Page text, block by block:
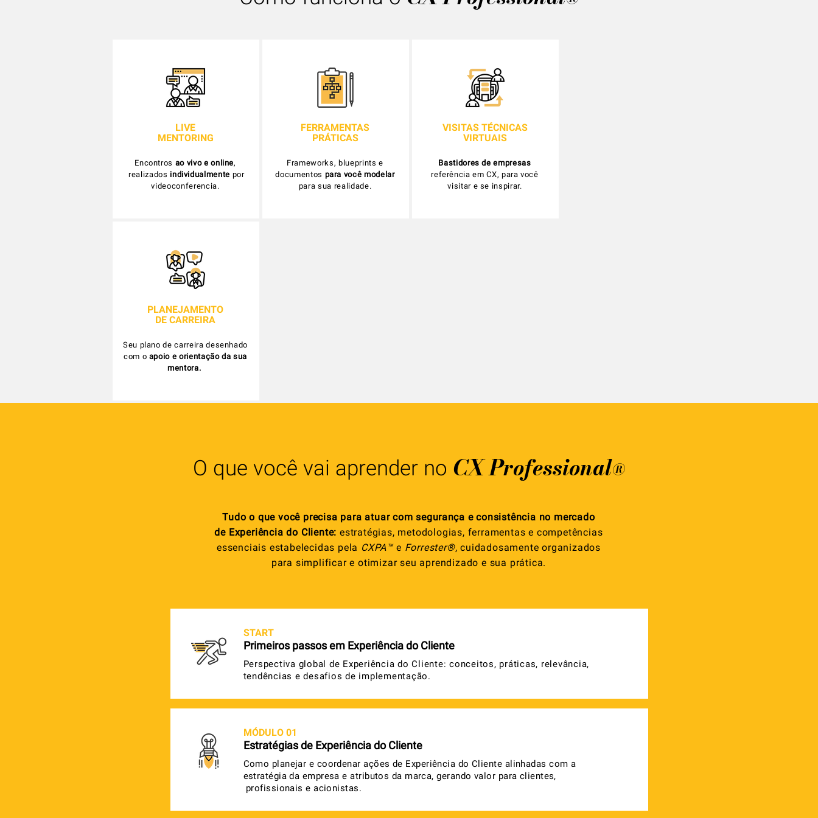
LIVE
MENTORING
Encontros ao vivo e online,
realizados individualmente por
videoconferencia.
FERRAMENTAS
PRÁTICAS
Frameworks, blueprints e
documentos para você modelar
para sua realidade.
VISITAS TÉCNICAS
VIRTUAIS
Bastidores de empresas
referência em CX, para você
visitar e se inspirar.
PLANEJAMENTO
DE CARREIRA
Seu plano de carreira desenhado
com o apoio e orientação da sua
mentora.
O que você vai aprender no CX Professional®
Tudo o que você precisa para atuar comsegurança e consistência no mercado
de Experiência do Cliente:estratégias, metodologias, ferramentas e competências
essenciais estabelecidas pela CXPA™ e Forrester®, cuidadosamente organizados
para simplificar e otimizar seu aprendizado e sua prática.
START
Primeiros passos em Experiência do Cliente
Perspectiva global de Experiência do Cliente: conceitos, práticas, relevância,
tendências e desafios de implementação.
MÓDULO 01
Estratégias de Experiência do Cliente
Como planejar e coordenar ações de Experiência do Cliente alinhadas com a
estratégia da empresa e atributos da marca, gerando valor para clientes,
profissionais e acionistas.